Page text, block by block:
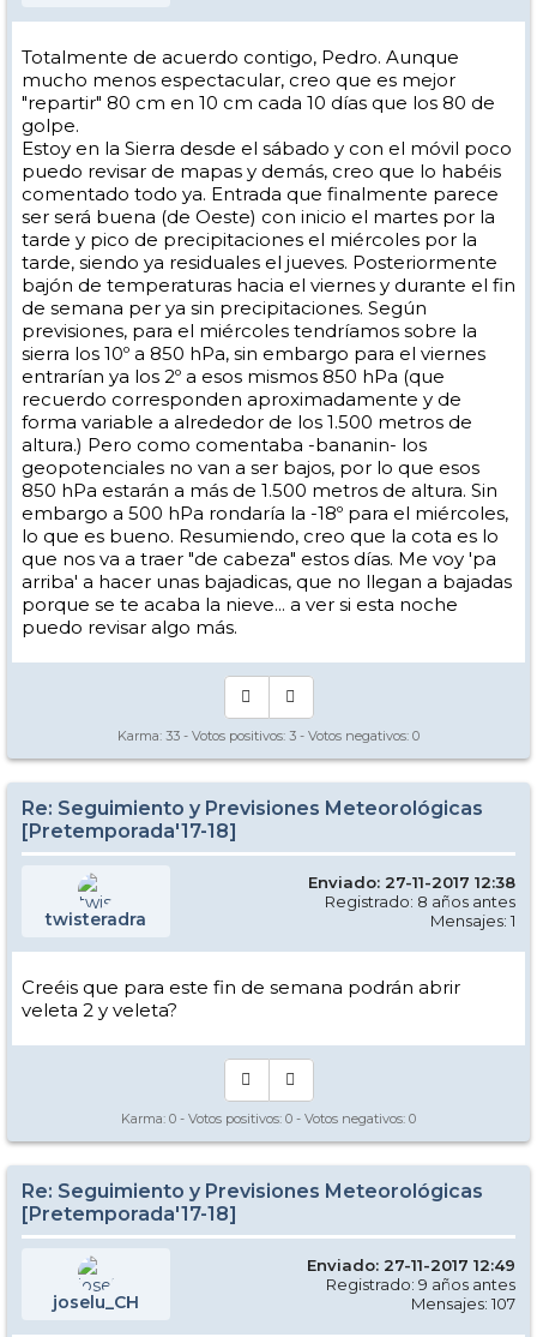
Totalmente de acuerdo contigo, Pedro. Aunque
mucho menos espectacular, creo que es mejor
"repartir" 80 cm en 10 cm cada 10 días que los 80 de
golpe.
Estoy en la Sierra desde el sábado y con el móvil poco
puedo revisar de mapas y demás, creo que lo habéis
comentado todo ya. Entrada que finalmente parece
ser será buena (de Oeste) con inicio el martes por la
tarde y pico de precipitaciones el miércoles por la
tarde, siendo ya residuales el jueves. Posteriormente
bajón de temperaturas hacia el viernes y durante el fin
de semana per ya sin precipitaciones. Según
previsiones, para el miércoles tendríamos sobre la
sierra los 10º a 850 hPa, sin embargo para el viernes
entrarían ya los 2º a esos mismos 850 hPa (que
recuerdo corresponden aproximadamente y de
forma variable a alrededor de los 1.500 metros de
altura.) Pero como comentaba -bananin- los
geopotenciales no van a ser bajos, por lo que esos
850 hPa estarán a más de 1.500 metros de altura. Sin
embargo a 500 hPa rondaría la -18º para el miércoles,
lo que es bueno. Resumiendo, creo que la cota es lo
que nos va a traer "de cabeza" estos días. Me voy 'pa
arriba' a hacer unas bajadicas, que no llegan a bajadas
porque se te acaba la nieve... a ver si esta noche
puedo revisar algo más.
Karma: 33 - Votos positivos: 3 - Votos negativos: 0
Re: Seguimiento y Previsiones Meteorológicas
[Pretemporada'17-18]
twisteradra
Enviado: 27-11-2017 12:38
Registrado: 8 años antes
Mensajes: 1
Creéis que para este fin de semana podrán abrir
veleta 2 y veleta?
Karma: 0 - Votos positivos: 0 - Votos negativos: 0
Re: Seguimiento y Previsiones Meteorológicas
[Pretemporada'17-18]
joselu_CH
Enviado: 27-11-2017 12:49
Registrado: 9 años antes
Mensajes: 107